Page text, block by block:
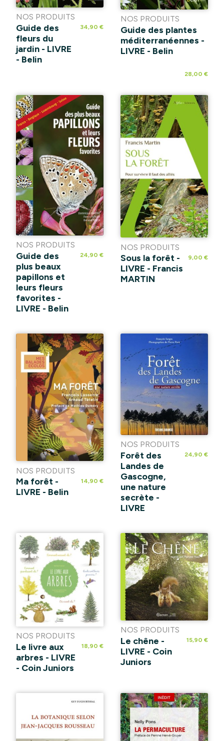
NOS PRODUITS
Guide des
fleurs du
jardin - LIVRE
- Belin
34,90 €
NOS PRODUITS
Guide des plantes
méditerranéennes -
LIVRE - Belin
28,00 €
NOS PRODUITS
Guide des
plus beaux
papillons et
leurs fleurs
favorites -
LIVRE - Belin
24,90 €
NOS PRODUITS
Sous la forêt -
LIVRE - Francis
MARTIN
9,00 €
NOS PRODUITS
Ma forêt -
LIVRE - Belin
14,90 €
NOS PRODUITS
Forêt des
Landes de
Gascogne,
une nature
secrète -
LIVRE
24,90 €
NOS PRODUITS
Le livre aux
arbres - LIVRE
- Coin Juniors
18,90 €
NOS PRODUITS
Le chêne -
LIVRE - Coin
Juniors
15,90 €